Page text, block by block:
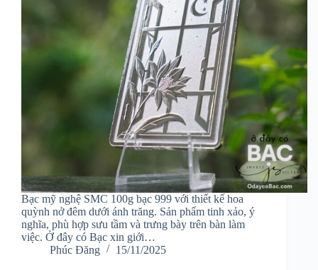
Bạc mỹ nghệ SMC 100g bạc 999 với thiết kế hoa
quỳnh nở đêm dưới ánh trăng. Sản phẩm tinh xảo, ý
nghĩa, phù hợp sưu tầm và trưng bày trên bàn làm
việc. Ở đây có Bạc xin giới…
Phúc Đăng
15/11/2025